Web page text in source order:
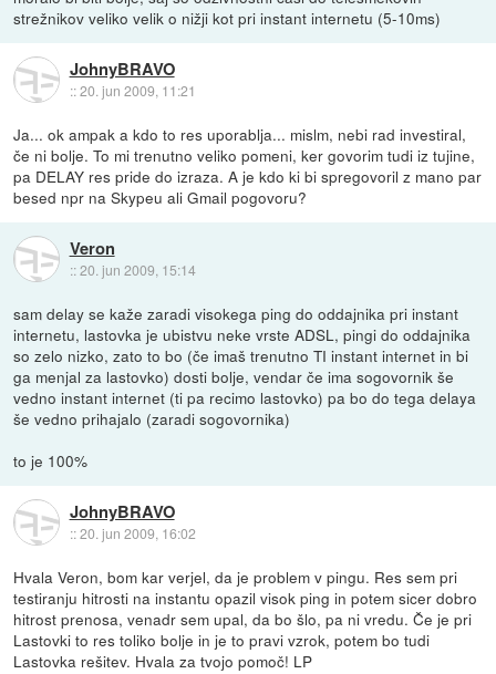
strežnikov veliko velik o nižji kot pri instant internetu (5-10ms)
JohnyBRAVO
::20. jun 2009, 11:21
Ja... ok ampak a kdo to res uporablja... mislm, nebi rad investiral,
če ni bolje. To mi trenutno veliko pomeni, ker govorim tudi iz tujine,
pa DELAY res pride do izraza. A je kdo ki bi spregovoril z mano par
besed npr na Skypeu ali Gmail pogovoru?
Veron
::20. jun 2009, 15:14
sam delay se kaže zaradi visokega ping do oddajnika pri instant
internetu, lastovka je ubistvu neke vrste ADSL, pingi do oddajnika
so zelo nizko, zato to bo (če imaš trenutno TI instant internet in bi
ga menjal za lastovko) dosti bolje, vendar če ima sogovornik še
vedno instant internet (ti pa recimo lastovko) pa bo do tega delaya
še vedno prihajalo (zaradi sogovornika)
to je 100%
JohnyBRAVO
::20. jun 2009, 16:02
Hvala Veron, bom kar verjel, da je problem v pingu. Res sem pri
testiranju hitrosti na instantu opazil visok ping in potem sicer dobro
hitrost prenosa, venadr sem upal, da bo šlo, pa ni vredu. Če je pri
Lastovki to res toliko bolje in je to pravi vzrok, potem bo tudi
Lastovka rešitev. Hvala za tvojo pomoč! LP